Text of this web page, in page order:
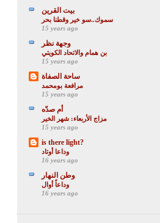
بيت القرين
سموك..سو خير وقطنا بحر
15 years ago
وجهة نظر
بن همام والاتحاد الكويتي
15 years ago
ساحة الصفاة
مرافعة بومحمد
15 years ago
أم صدّه
مزاج الأربعاء: شهر الخير
15 years ago
is there light?
وداعا أوتاد
16 years ago
وطن النهار
وداعاً أوال
16 years ago